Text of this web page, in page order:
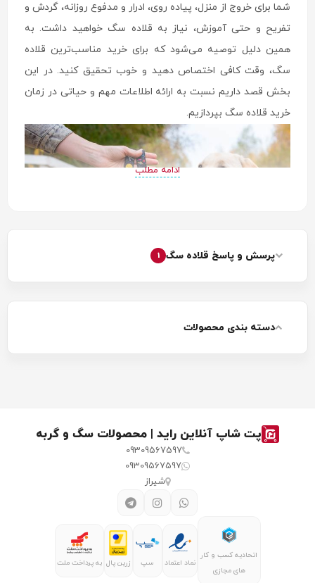
شما برای خروج از منزل، پیاده روی، ادرار و مدفوع روزانه، گردش و
تفریح و حتی آموزش، نیاز به قلاده سگ خواهید داشت. به
همین دلیل توصیه می‌شود که برای خرید مناسب‌ترین قلاده
سگ، وقت کافی اختصاص دهید و خوب تحقیق کنید. در این
بخش قصد داریم نسبت به ارائه اطلاعات مهم و حیاتی در زمان
خرید قلاده سگ بپردازیم.
قلاده سگ چه کاربردی دارد؟
قلاده سگ (یا گردنبند سگ) یک وسیله بسیار مهم و کاربردی
گردن سگ قرار می‌گیرد و توسط لیش کنترل می‌شود. این
اکسسوری مهم برای سگ یا سایر حیوانات خانگی خانگی، به شما
امکان می‌دهند که بتوانید ایمنی، تسلط بیشتر روی حیوان
خانگی ایجاد می‌کند. برخی از کاربردهای قلاده سگ عبارتند از:
کنترل سگ: قلاده به شما امکان می‌دهد تا سگ خود را در
مکان‌های عمومی کنترل کنید. با استفاده از قلاده و تمرین
مناسب، می‌توانید سگتان را در مواجهه با رویدادهای مختلف،
ادامه مطلب
پرسش و پاسخ قلاده سگ 1
دسته بندی محصولات
پت شاپ آنلاین راید | محصولات سگ و گربه
09309567597
09309567597
شیراز
اتحادیه کسب و کار
های مجازی
نماد اعتماد سپ زرین پال به پرداخت ملت